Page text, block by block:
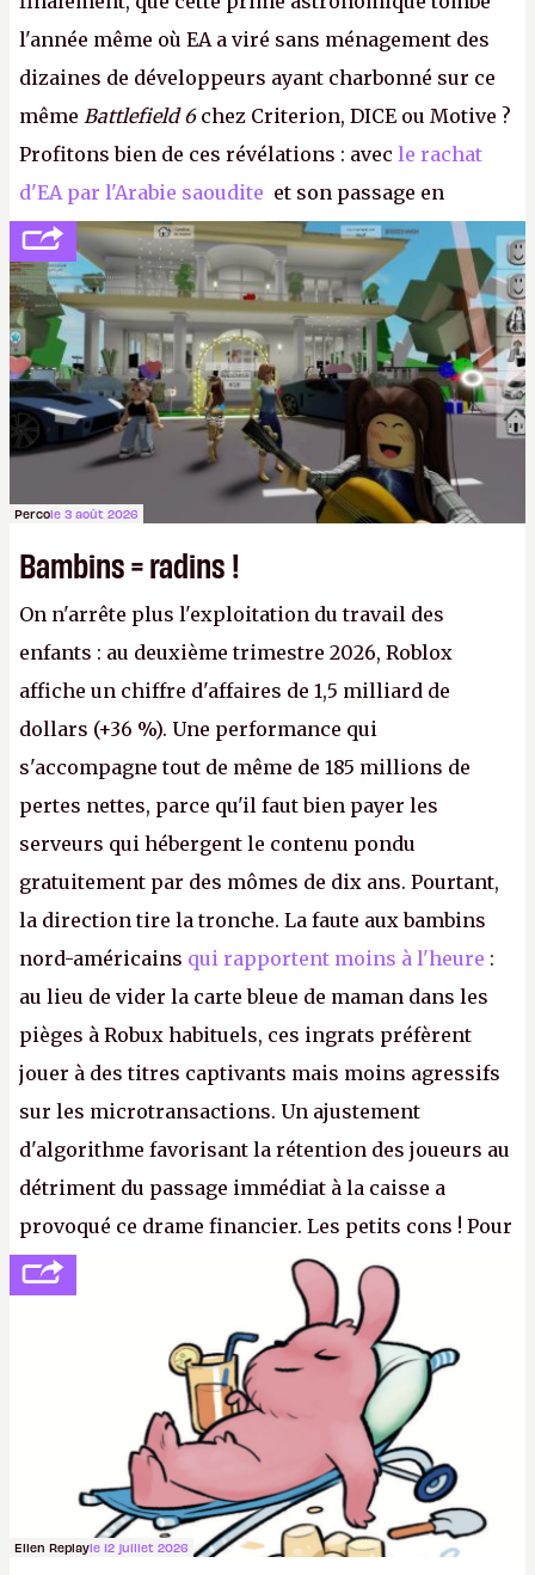
l'année même où EA a viré sans ménagement des
dizaines de développeurs ayant charbonné sur ce
même Battlefield 6chez Criterion, DICE ou Motive ?
Profitons bien de ces révélations : avec le rachat
d'EA par l'Arabie saoudite et son passage en
société privée, l'éditeur n'aura bientôt plus
l'obligation de publier ses bilans. Encore une
victoire pour la transparence.P.
Percole 3 août 2026
Bambins = radins !
On n'arrête plus l'exploitation du travail des
enfants : au deuxième trimestre 2026, Roblox
affiche un chiffre d'affaires de 1,5 milliard de
dollars (+36 %). Une performance qui
s'accompagne tout de même de 185 millions de
pertes nettes, parce qu'il faut bien payer les
serveurs qui hébergent le contenu pondu
gratuitement par des mômes de dix ans. Pourtant,
la direction tire la tronche. La faute aux bambins
nord-américains qui rapportent moins à l'heure :
au lieu de vider la carte bleue de maman dans les
pièges à Robux habituels, ces ingrats préfèrent
jouer à des titres captivants mais moins agressifs
sur les microtransactions. Un ajustement
d'algorithme favorisant la rétention des joueurs au
détriment du passage immédiat à la caisse a
provoqué ce drame financier. Les petits cons ! Pour
se consoler, le PDG David Baszucki peut compter
sur le déblocage du jeu en Russie et l'explosion des
joueurs majeurs (+32 %). L'avenir appartient donc
aux adultes, qui ne sont jamais que des enfants
avec du pouvoir d'achat.P.
Ellen Replayle 12 juillet 2026